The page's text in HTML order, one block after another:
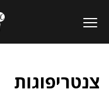
צנטריפוגות